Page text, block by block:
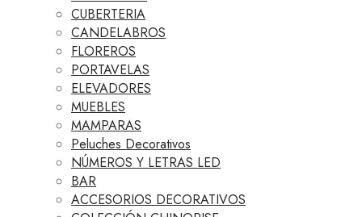
CUBERTERIA
CANDELABROS
FLOREROS
PORTAVELAS
ELEVADORES
MUEBLES
MAMPARAS
Peluches Decorativos
NÚMEROS Y LETRAS LED
BAR
ACCESORIOS DECORATIVOS